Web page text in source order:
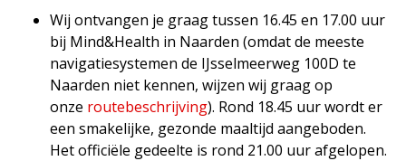
Wij ontvangen je graag tussen 16.45 en 17.00 uur
bij Mind&Health in Naarden (omdat de meeste
navigatiesystemen de IJsselmeerweg 100D te
Naarden niet kennen, wijzen wij graag op
onze routebeschrijving). Rond 18.45 uur wordt er
een smakelijke, gezonde maaltijd aangeboden.
Het officiële gedeelte is rond 21.00 uur afgelopen.